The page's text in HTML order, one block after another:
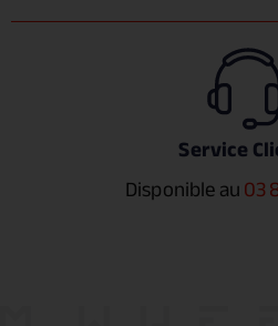
Service
Disponible au03